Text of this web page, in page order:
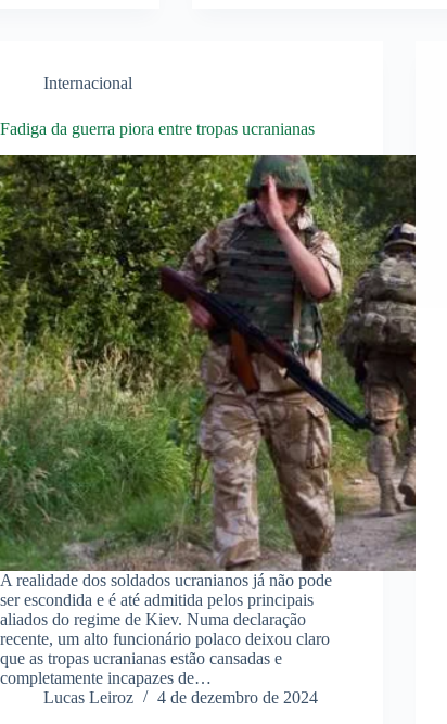
Internacional
Fadiga da guerra piora entre tropas ucranianas
A realidade dos soldados ucranianos já não pode
ser escondida e é até admitida pelos principais
aliados do regime de Kiev. Numa declaração
recente, um alto funcionário polaco deixou claro
que as tropas ucranianas estão cansadas e
completamente incapazes de…
Lucas Leiroz
4 de dezembro de 2024